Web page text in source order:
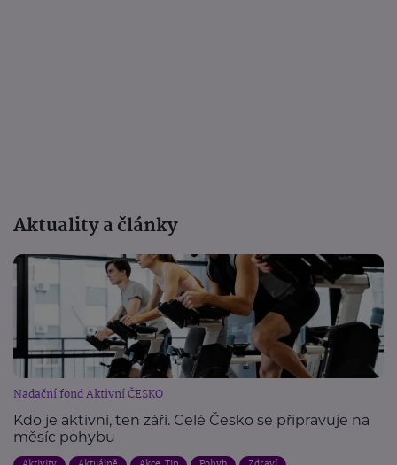
Aktuality a články
Nadační fond Aktivní ČESKO
Kdo je aktivní, ten září. Celé Česko se připravuje na
měsíc pohybu